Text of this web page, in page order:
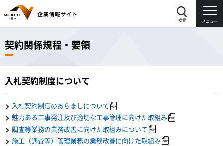
検索 メニュー
契約関係規程・要領
入札契約制度について
入札契約制度のあらましについて
魅力ある工事発注及び適切な工事管理に向けた取組み
調査等業務の業務改善に向けた取組みについて
施工（調査等）管理業務の業務改善に向けた取組み